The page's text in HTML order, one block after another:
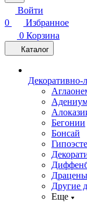
Войти
0
Избранное
0 Корзина
Каталог
Декоративно-
Бегонии
Бонсай
Драцены
Другие
Еще